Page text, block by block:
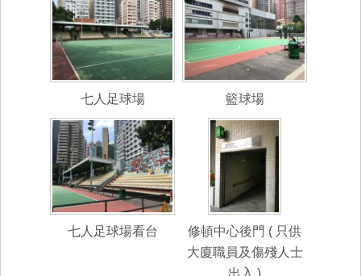
七人足球場 籃球場
七人足球場看台
修頓中心後門 ( 只供
大廈職員及傷殘人士
出入 )